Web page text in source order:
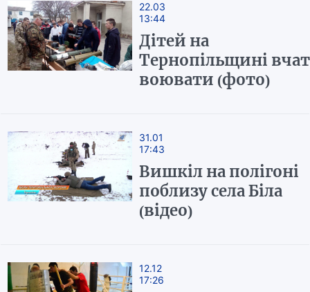
22.03
13:44
Дітей на
Тернопільщині
воювати (фото)
31.01
17:43
Вишкіл на полігоні
поблизу села Біла
(відео)
12.12
17:26